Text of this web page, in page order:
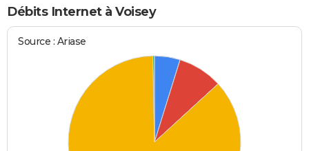
Bricolage
Lifestyle
Culture
Sport
Auto
Television
Voyage
Cinema
Débits Internet à Voisey
Source : Ariase